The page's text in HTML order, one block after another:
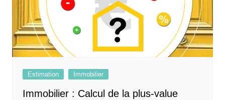
Estimation Immobilier
Immobilier : Calcul de la plus-value